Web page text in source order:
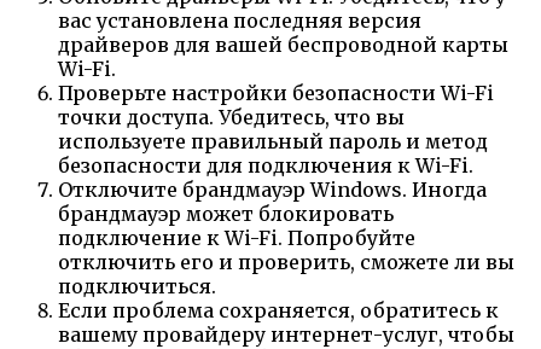
вас установлена последняя версия
драйверов для вашей беспроводной карты
Wi-Fi.
Проверьте настройки безопасности Wi-Fi
точки доступа. Убедитесь, что вы
используете правильный пароль и метод
безопасности для подключения к Wi-Fi.
Отключите брандмауэр Windows. Иногда
брандмауэр может блокировать
подключение к Wi-Fi. Попробуйте
отключить его и проверить, сможете ли вы
подключиться.
Если проблема сохраняется, обратитесь к
вашему провайдеру интернет-услуг, чтобы